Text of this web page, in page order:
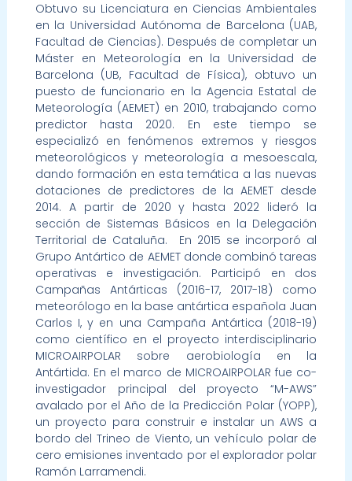
Obtuvo su Licenciatura en Ciencias Ambientales
en la Universidad Autónoma de Barcelona (UAB,
Facultad de Ciencias). Después de completar un
Máster en Meteorología en la Universidad de
Barcelona (UB, Facultad de Física), obtuvo un
puesto de funcionario en la Agencia Estatal de
Meteorología (AEMET) en 2010, trabajando como
predictor hasta 2020. En este tiempo se
especializó en fenómenos extremos y riesgos
meteorológicos y meteorología a mesoescala,
dando formación en esta temática a las nuevas
dotaciones de predictores de la AEMET desde
2014. A partir de 2020 y hasta 2022 lideró la
sección de Sistemas Básicos en la Delegación
Territorial de Cataluña. En 2015 se incorporó al
Grupo Antártico de AEMET donde combinó tareas
operativas e investigación. Participó en dos
Campañas Antárticas (2016-17, 2017-18) como
meteorólogo en la base antártica española Juan
Carlos I, y en una Campaña Antártica (2018-19)
como científico en el proyecto interdisciplinario
MICROAIRPOLAR sobre aerobiología en la
Antártida. En el marco de MICROAIRPOLAR fue co-
investigador principal del proyecto “M-AWS”
avalado por el Año de la Predicción Polar (YOPP),
un proyecto para construir e instalar un AWS a
bordo del Trineo de Viento, un vehículo polar de
cero emisiones inventado por el explorador polar
Ramón Larramendi.